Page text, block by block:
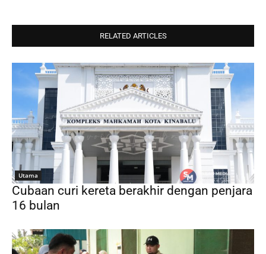
RELATED ARTICLES
Utama
Cubaan curi kereta berakhir dengan penjara
16 bulan